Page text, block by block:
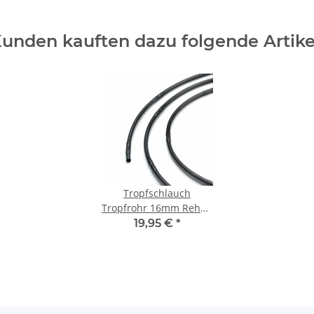
kauften dazu folgende
Tropfschlauch
Tropfrohr 16mm Rehau
Set inkl. Zubehör 50m
19,95 € *